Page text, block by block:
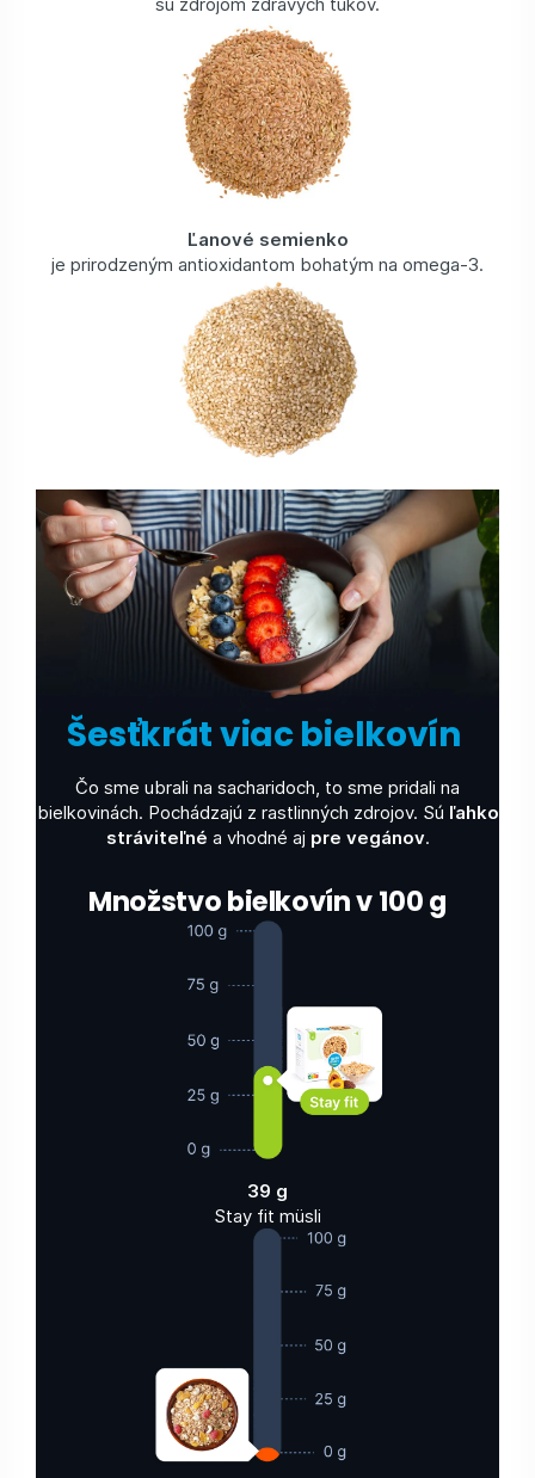
Ľanové semienko
je prirodzeným antioxidantom bohatým na omega-3.
Sezam
prispieva k udržaniu zdravých kostí.
Šesťkrát viac bielkovín
Čo sme ubrali na sacharidoch, to sme pridali na
bielkovinách. Pochádzajú z rastlinných zdrojov. Sú ľahko
stráviteľné a vhodné aj pre vegánov.
Množstvo bielkovín v 100 g
39 g
Stay fit müsli